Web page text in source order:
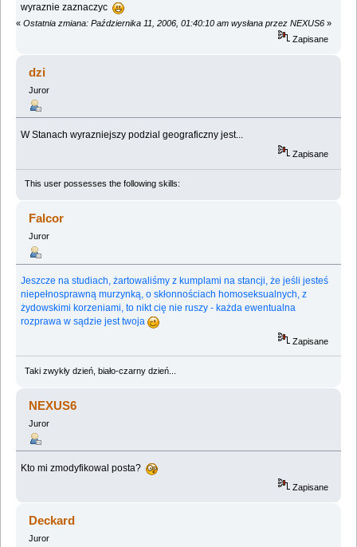
wyraznie zaznaczyc
« Ostatnia zmiana: Października 11, 2006, 01:40:10 am wysłana przez NEXUS6 »
Zapisane
dzi
Juror
W Stanach wyrazniejszy podzial geograficzny jest...
Zapisane
This user possesses the following skills:
Falcor
Juror
Jeszcze na studiach, żartowaliśmy z kumplami na stancji, że jeśli jesteś
niepełnosprawną murzynką, o skłonnościach homoseksualnych, z
żydowskimi korzeniami, to nikt cię nie ruszy - każda ewentualna
rozprawa w sądzie jest twoja
Zapisane
Taki zwykły dzień, biało-czarny dzień...
NEXUS6
Juror
Kto mi zmodyfikowal posta?
Zapisane
Deckard
Juror